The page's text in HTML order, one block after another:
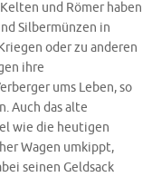
und Römer haben
Silbermünzen in
oder zu anderen
ihre
ums Leben, so
Auch das alte
wie die heutigen
Wagen umkippt,
seinen Geldsack